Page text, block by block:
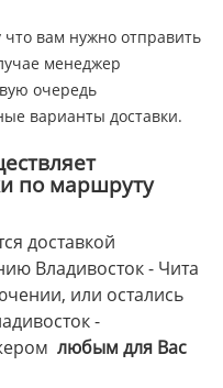
вам нужно отправить
менеджер
очередь
варианты доставки.
по маршруту
доставкой
Владивосток - Чита
или остались
-
любым для Вас